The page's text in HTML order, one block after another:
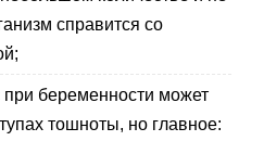
справится со
беременности может
тошноты, но главное: